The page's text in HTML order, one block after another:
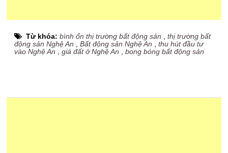
Từ khóa:bình ổn thị trường bất động sản ,thị trường bất
động sản Nghệ An ,Bất động sản Nghệ An ,thu hút đầu tư
vào Nghệ An ,giá đất ở Nghệ An ,bong bóng bất động sản